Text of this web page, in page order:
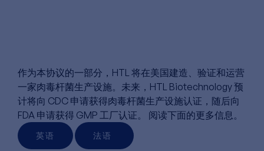
作为本协议的一部分，HTL 将在美国建造、验证和运营
一家肉毒杆菌生产设施。未来，HTL Biotechnology 预
计将向 CDC 申请获得肉毒杆菌生产设施认证，随后向
FDA 申请获得 GMP 工厂认证。 阅读下面的更多信息。
英语 法语